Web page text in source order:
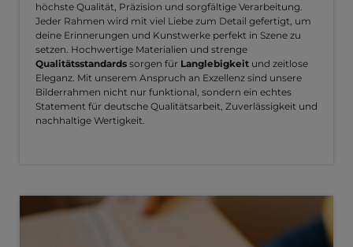
höchste Qualität, Präzision und sorgfältige Verarbeitung.
Jeder Rahmen wird mit viel Liebe zum Detail gefertigt, um
deine Erinnerungen und Kunstwerke perfekt in Szene zu
setzen. Hochwertige Materialien und strenge
Qualitätsstandards sorgen für Langlebigkeit und zeitlose
Eleganz. Mit unserem Anspruch an Exzellenz sind unsere
Bilderrahmen nicht nur funktional, sondern ein echtes
Statement für deutsche Qualitätsarbeit, Zuverlässigkeit und
nachhaltige Wertigkeit.